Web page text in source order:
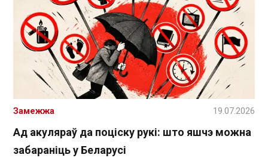
Ад акуляраў да поціску рукі: што яшчэ можна
забараніць у Беларусі
Замежжа 19.07.2026